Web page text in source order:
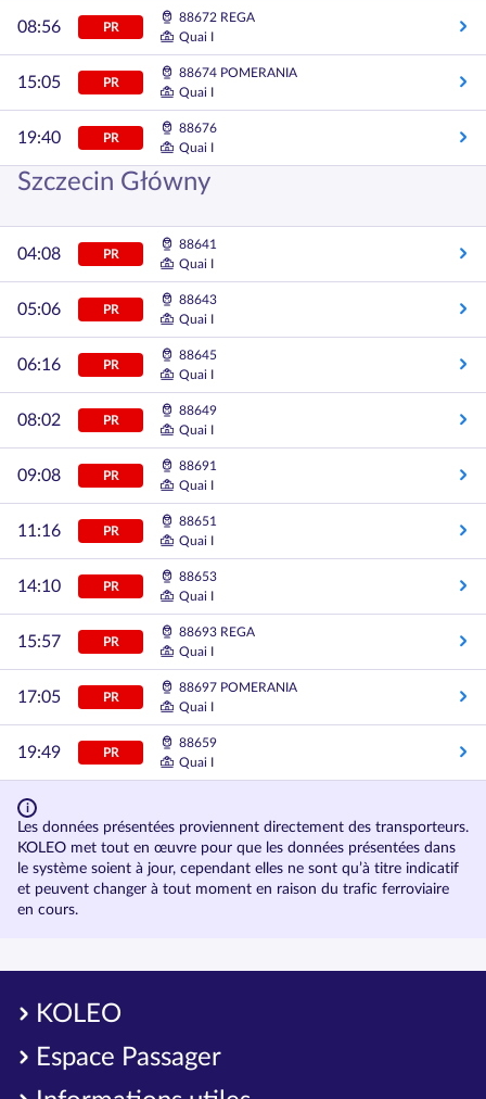
08:56 PR
88672 REGA
Quai I
15:05 PR
88674 POMERANIA
Quai I
19:40 PR
88676
Quai I
Szczecin Główny
04:08 PR
88641
Quai I
05:06 PR
88643
Quai I
06:16 PR
88645
Quai I
08:02 PR
88649
Quai I
09:08 PR
88691
Quai I
11:16 PR
88651
Quai I
14:10 PR
88653
Quai I
15:57 PR
88693 REGA
Quai I
17:05 PR
88697 POMERANIA
Quai I
19:49 PR
88659
Quai I
Les données présentées proviennent directement des transporteurs.
KOLEO met tout en œuvre pour que les données présentées dans
le système soient à jour, cependant elles ne sont qu’à titre indicatif
et peuvent changer à tout moment en raison du trafic ferroviaire
en cours.
KOLEO
Espace Passager